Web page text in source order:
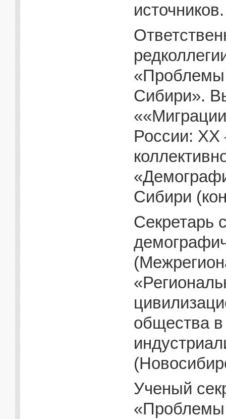
«Проблемы
Сибири».
России: XX
Сибири
Секретарь
общества
Ученый
«Проблемы